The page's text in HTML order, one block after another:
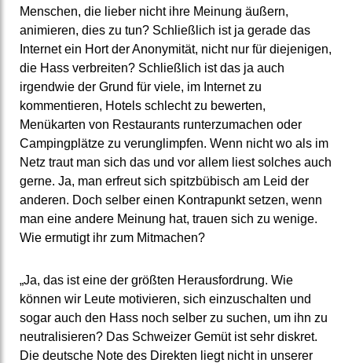
Menschen, die lieber nicht ihre Meinung äußern,
animieren, dies zu tun? Schließlich ist ja gerade das
Internet ein Hort der Anonymität, nicht nur für diejenigen,
die Hass verbreiten? Schließlich ist das ja auch
irgendwie der Grund für viele, im Internet zu
kommentieren, Hotels schlecht zu bewerten,
Menükarten von Restaurants runterzumachen oder
Campingplätze zu verunglimpfen. Wenn nicht wo als im
Netz traut man sich das und vor allem liest solches auch
gerne. Ja, man erfreut sich spitzbübisch am Leid der
anderen. Doch selber einen Kontrapunkt setzen, wenn
man eine andere Meinung hat, trauen sich zu wenige.
Wie ermutigt ihr zum Mitmachen?
„Ja, das ist eine der größten Herausfordrung. Wie
können wir Leute motivieren, sich einzuschalten und
sogar auch den Hass noch selber zu suchen, um ihn zu
neutralisieren? Das Schweizer Gemüt ist sehr diskret.
Die deutsche Note des Direkten liegt nicht in unserer